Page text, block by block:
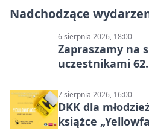
Nadchodzące
6 sierpnia 2026, 18:00
Zapraszamy na
uczestnikami
7 sierpnia 2026, 16:00
DKK dla
książce